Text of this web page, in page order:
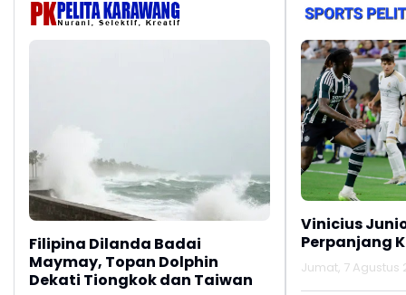
Filipina Dilanda Badai
Maymay, Topan Dolphin
Dekati Tiongkok dan Taiwan
Vinicius
Perpanjang
Jumat, 7 Agustus